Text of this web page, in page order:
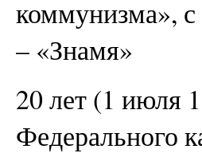
коммунизма», с
– «Знамя»
20 лет (1 июля
Федерального